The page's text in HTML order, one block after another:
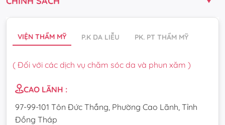
VIỆN THẨM MỸ P.K DA LIỄU PK. PT THẨM MỸ
( Đối với các dịch vụ chăm sóc da và phun xăm )
CAO LÃNH :
97-99-101 Tôn Đức Thắng, Phường Cao Lãnh, Tỉnh
Đồng Tháp